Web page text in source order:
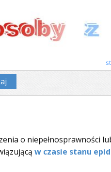
o niepełnosprawności
w czasie stanu